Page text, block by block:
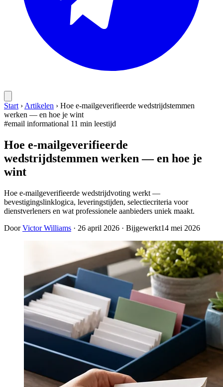
Start › Artikelen › Hoe e-mailgeverifieerde wedstrijdstemmen
werken — en hoe je wint
#email informational 11 min leestijd
Hoe e-mailgeverifieerde
wedstrijdstemmen werken — en hoe je
wint
Hoe e-mailgeverifieerde wedstrijdvoting werkt —
bevestigingslinklogica, leveringstijden, selectiecriteria voor
dienstverleners en wat professionele aanbieders uniek maakt.
DoorVictor Williams · 26 april 2026 · Bijgewerkt14 mei 2026